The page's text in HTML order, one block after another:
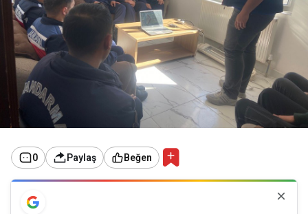
0 Paylaş Beğen